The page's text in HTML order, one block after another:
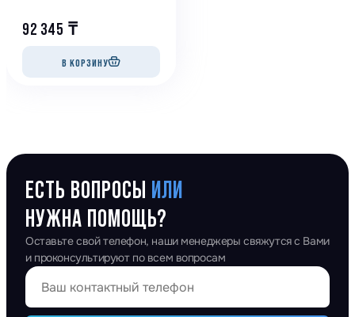
92 345 ₸
В КОРЗИНУ
ЕСТЬ ВОПРОСЫ ИЛИ
НУЖНА ПОМОЩЬ?
Оставьте свой телефон, наши менеджеры свяжутся с Вами
и проконсультируют по всем вопросам